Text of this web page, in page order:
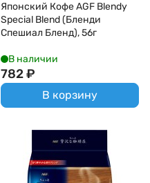
Японский Кофе AGF Blendy
Special Blend (Бленди
Спешиал Бленд), 56г
В наличии
782₽
В корзину